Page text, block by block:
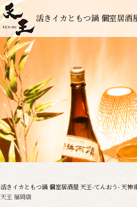
活きイカともつ鍋 個室居酒
活きイカともつ鍋 個室居酒屋 天王-てんおう- 天神
天王 福岡店